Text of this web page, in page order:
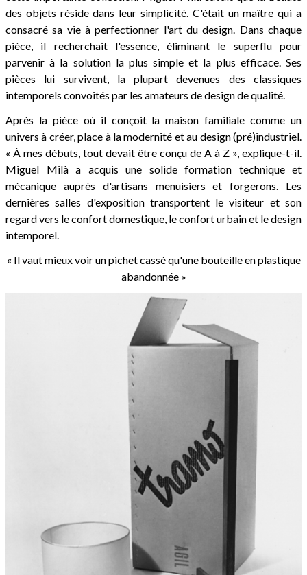
des objets réside dans leur simplicité. C'était un maître qui a
consacré sa vie à perfectionner l'art du design. Dans chaque
pièce, il recherchait l'essence, éliminant le superflu pour
parvenir à la solution la plus simple et la plus efficace. Ses
pièces lui survivent, la plupart devenues des classiques
intemporels convoités par les amateurs de design de qualité.
Après la pièce où il conçoit la maison familiale comme un
univers à créer, place à la modernité et au design (pré)industriel.
« À mes débuts, tout devait être conçu de A à Z », explique-t-il.
Miguel Milà a acquis une solide formation technique et
mécanique auprès d'artisans menuisiers et forgerons. Les
dernières salles d'exposition transportent le visiteur et son
regard vers le confort domestique, le confort urbain et le design
intemporel.
« Il vaut mieux voir un pichet cassé qu'une bouteille en plastique
abandonnée »